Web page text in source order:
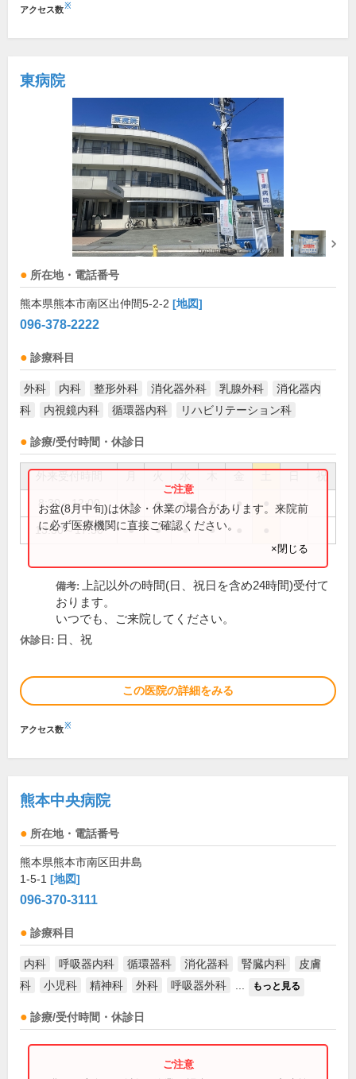
アクセス数※
東病院
所在地・電話番号
熊本県熊本市南区出仲間5-2-2 [地図]
096-378-2222
診療科目
外科 内科 整形外科 消化器外科 乳腺外科
消化器内
科
内視鏡内科 循環器内科 リハビリテーション科
診療/受付時間・休診日
祝
8:30～12:00 ● ● ● ● ●
13:30～17:30 ● ● ● ●
お盆(8月中旬)は休診・休業の場合があります。来院前
に必ず医療機関に直接ご確認ください。
×閉じる
備考:
上記以外の時間(日、祝日を含め24時間)受付て
おります。
いつでも、ご来院してください。
休診日: 日、祝
この医院の詳細をみる
アクセス数※
熊本中央病院
所在地・電話番号
熊本県熊本市南区田井島
1-5-1 [地図]
096-370-3111
診療科目
内科 呼吸器内科 循環器科 消化器科 腎臓内科
皮膚
科
小児科 精神科 外科 呼吸器外科 もっと見る
診療/受付時間・休診日